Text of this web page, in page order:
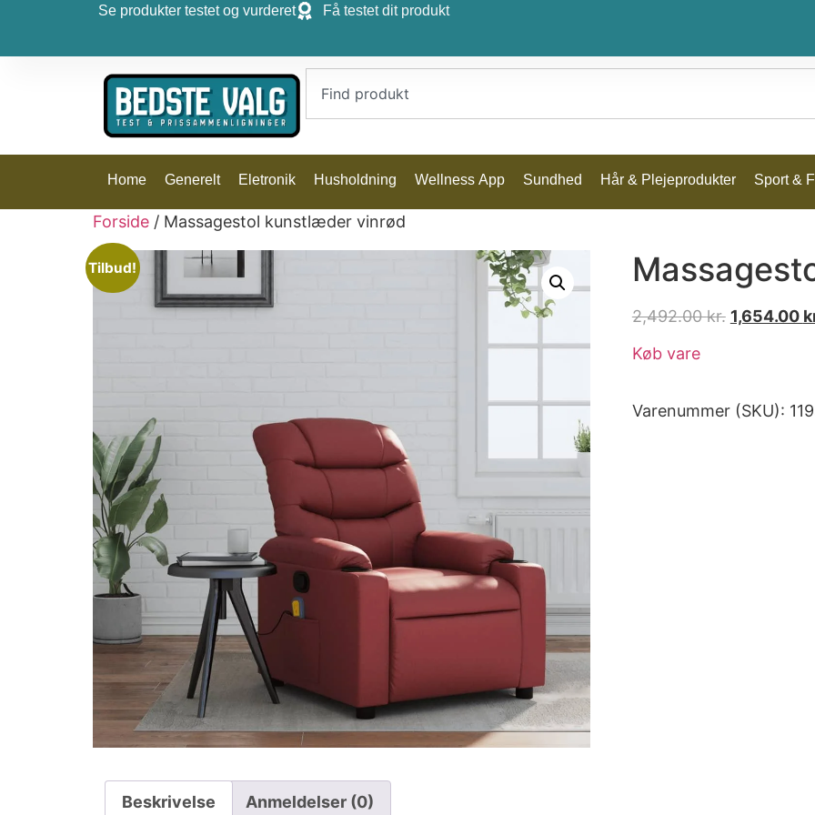
Se produkter testet og vurderet Få testet dit produkt
Home Generelt Eletronik Husholdning Wellness App Sundhed Hår & Plejeprodukter Sport &
Forside / Massagestol kunstlæder vinrød
Tilbud!
2,492.00kr. 1,654.00
Køb vare
Varenummer (SKU):
Beskrivelse Anmeldelser (0)